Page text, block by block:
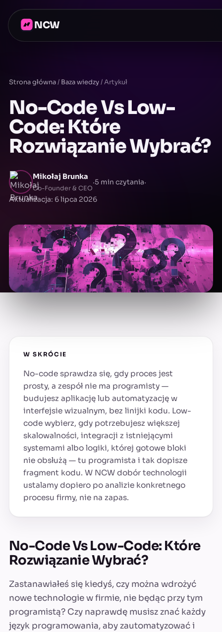
NCW
Strona główna/ Baza wiedzy/Artykuł
No-Code Vs Low-
Code: Które
Rozwiązanie Wybrać?
Mikołaj Brunka
Co-Founder & CEO
·5 min czytania·
Aktualizacja: 6 lipca 2026
W SKRÓCIE
No-code sprawdza się, gdy proces jest
prosty, a zespół nie ma programisty —
budujesz aplikację lub automatyzację w
interfejsie wizualnym, bez linijki kodu. Low-
code wybierz, gdy potrzebujesz większej
skalowalności, integracji z istniejącymi
systemami albo logiki, której gotowe bloki
nie obsłużą — tu programista i tak dopisze
fragment kodu. W NCW dobór technologii
ustalamy dopiero po analizie konkretnego
procesu firmy, nie na zapas.
No-Code Vs Low-Code: Które
Rozwiązanie Wybrać?
Zastanawiałeś się kiedyś, czy można wdrożyć
nowe technologie w firmie, nie będąc przy tym
programistą? Czy naprawdę musisz znać każdy
język programowania, aby zautomatyzować i